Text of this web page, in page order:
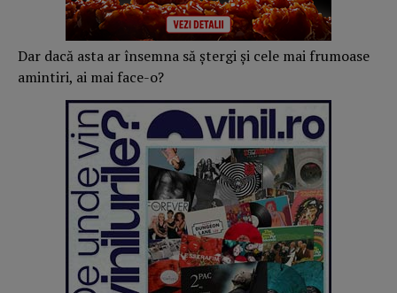
Dar dacă asta ar însemna să ștergi și cele mai frumoase
amintiri, ai mai face-o?